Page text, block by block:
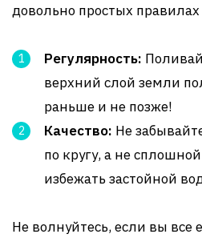
довольно простых
Регулярность:
верхний слой земли
раньше и не позже!
Качество: Не
по кругу, а не
избежать застойной
Не волнуйтесь, если вы все